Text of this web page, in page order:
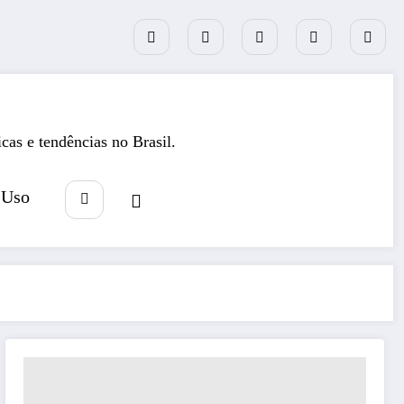
e tendências no Brasil.